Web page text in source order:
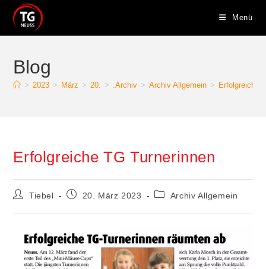
Inhalt
springen
Menü
Blog
> 2023 > März > 20. > .Archiv > Archiv Allgemein > Erfolgreiche
Erfolgreiche TG Turnerinnen
Beitrags-
Tiebel
Beitrag20. März 2023
Beitrags-
Archiv Allgemein